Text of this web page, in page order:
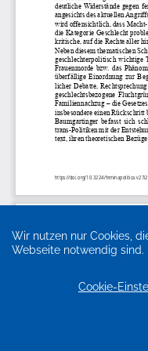
Wir nutzen nur Cookies,
Webseite notwendig sind.
Cookie-